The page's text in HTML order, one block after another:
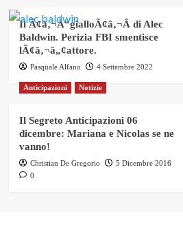
Il Ã¢â‚¬Å“gialloÃ¢â‚¬Â di Alec
Baldwin. Perizia FBI smentisce
lÃ¢â‚¬â„¢attore.
Pasquale Alfano 4 Settembre 2022
Anticipazioni Notizie
Il Segreto Anticipazioni 06
dicembre: Mariana e Nicolas se ne
vanno!
Christian De Gregorio
5 Dicembre 2016
0